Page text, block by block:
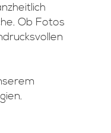
Ob Fotos